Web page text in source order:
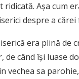
Aşa cum
despre a
era plină de
de când îşi luase
vechea sa